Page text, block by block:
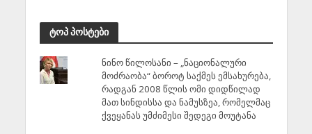
ტოპ პოსტები
ნინო წილოსანი – „ნაციონალური
მოძრაობა“ ბოროტ საქმეს ემსახურება,
რადგან 2008 წლის ომი დიდწილად
მათ სინდისსა და ნამუსზეა, რომელმაც
ქვეყანას უმძიმესი შედეგი მოუტანა